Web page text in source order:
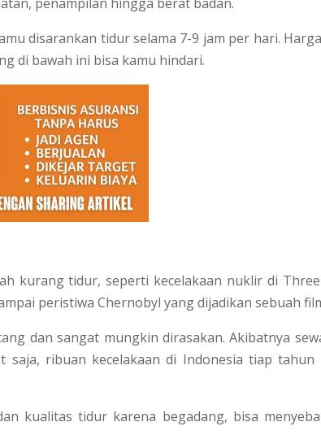
disarankan tidur selama 7-9 jam per hari.
di bawah ini bisa kamu hindari.
kurang tidur, seperti kecelakaan nuklir di
peristiwa Chernobyl yang dijadikan sebuah
dan sangat mungkin dirasakan. Akibatnya
saja, ribuan kecelakaan di Indonesia tiap tahun
kualitas tidur karena begadang, bisa